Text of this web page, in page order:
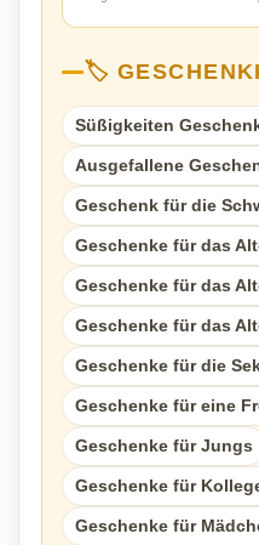
🏷️
Süßigkeiten
Ausgefallene
Geschenk für die
Geschenke für das
Geschenke für das
Geschenke für das
Geschenke für die
Geschenke für eine
Geschenke für Jungs
Geschenke für
Geschenke für